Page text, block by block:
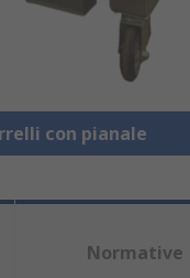
con pianale
Normative